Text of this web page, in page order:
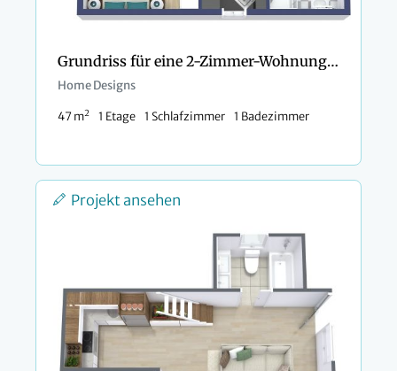
Grundriss für eine 2-Zimmer-Wohnung mit separatem Hauswirtschaftsraum
Home Designs
47 m2 1 Etage 1 Schlafzimmer 1 Badezimmer
Projekt ansehen